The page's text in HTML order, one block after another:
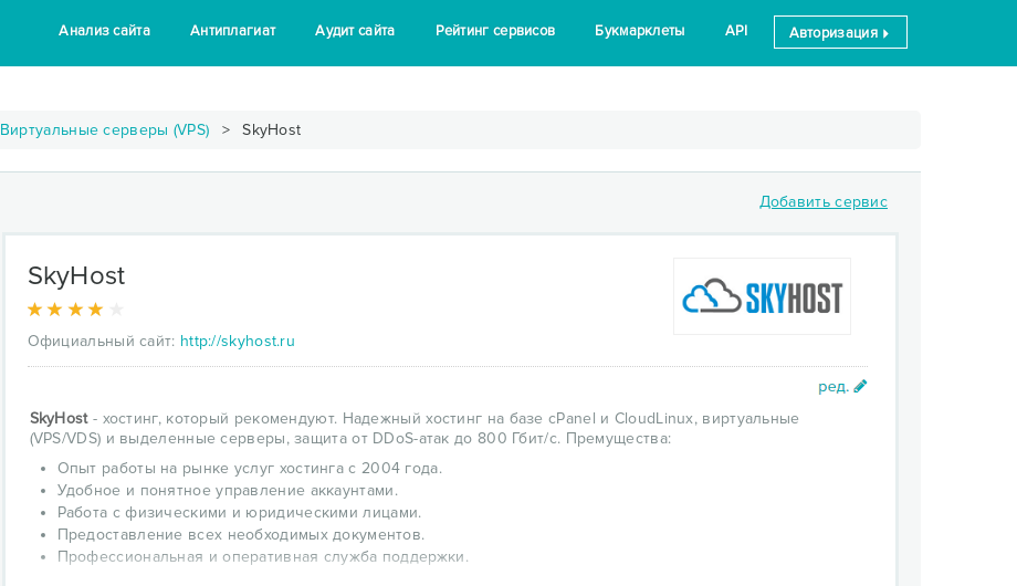
Анализ сайта Антиплагиат Аудит сайта Рейтинг сервисов Букмарклеты API Авторизация
Виртуальные серверы (VPS) SkyHost
Добавить сервис
SkyHost
Официальный сайт: http://skyhost.ru
SkyHost- хостинг, который рекомендуют. Надежный хостинг на базе cPanel и CloudLinux, виртуальные
(VPS/VDS) и выделенные серверы, защита от DDoS-атак до 800 Гбит/с. Премущества:
Опыт работы на рынке услуг хостинга с 2004 года.
Удобное и понятное управление аккаунтами.
Работа с физическими и юридическими лицами.
Предоставление всех необходимых документов.
Профессиональная и оперативная служба поддержки.